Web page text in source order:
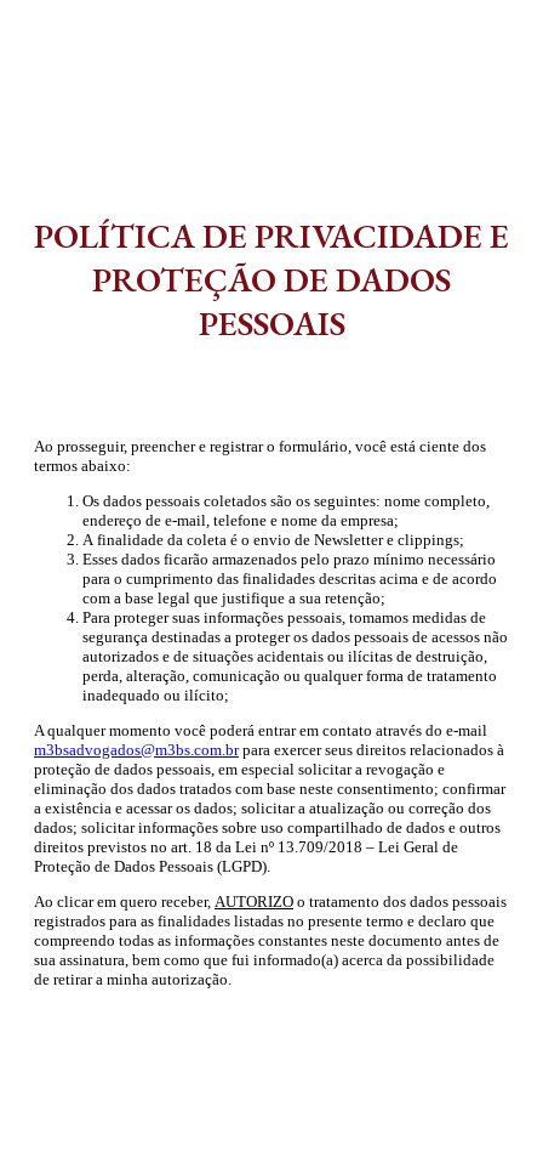
POLÍTICA DE PRIVACIDADE E
PROTEÇÃO DE DADOS
PESSOAIS
Ao prosseguir, preencher e registrar o formulário, você está ciente dos
termos abaixo:
Os dados pessoais coletados são os seguintes: nome completo,
endereço de e-mail, telefone e nome da empresa;
A finalidade da coleta é o envio de Newsletter e clippings;
Esses dados ficarão armazenados pelo prazo mínimo necessário
para o cumprimento das finalidades descritas acima e de acordo
com a base legal que justifique a sua retenção;
Para proteger suas informações pessoais, tomamos medidas de
segurança destinadas a proteger os dados pessoais de acessos não
autorizados e de situações acidentais ou ilícitas de destruição,
perda, alteração, comunicação ou qualquer forma de tratamento
inadequado ou ilícito;
A qualquer momento você poderá entrar em contato através do e-mail
m3bsadvogados@m3bs.com.brpara exercer seus direitos relacionados à
proteção de dados pessoais, em especial solicitar a revogação e
eliminação dos dados tratados com base neste consentimento; confirmar
a existência e acessar os dados; solicitar a atualização ou correção dos
dados; solicitar informações sobre uso compartilhado de dados e outros
direitos previstos no art. 18 da Lei nº 13.709/2018 – Lei Geral de
Proteção de Dados Pessoais (LGPD).
Ao clicar em quero receber, AUTORIZO o tratamento dos dados pessoais
registrados para as finalidades listadas no presente termo e declaro que
compreendo todas as informações constantes neste documento antes de
sua assinatura, bem como que fui informado(a) acerca da possibilidade
de retirar a minha autorização.